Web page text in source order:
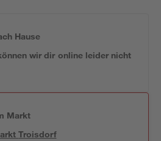
Hause
wir dir online leider nicht
Markt
Troisdorf